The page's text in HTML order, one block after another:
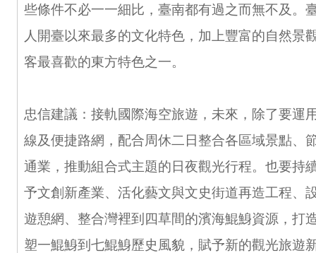
些條件不必一一細比，臺南都有過之而無不及。
人開臺以來最多的文化特色，加上豐富的自然景
客最喜歡的東方特色之一。
忠信建議：接軌國際海空旅遊，未來，除了要運
線及便捷路網，配合周休二日整合各區域景點、
通業，推動組合式主題的日夜觀光行程。也要持
予文創新產業、活化藝文與文史街道再造工程、
遊憩網、整合灣裡到四草間的濱海鯤鯓資源，打
塑一鯤鯓到七鯤鯓歷史風貌，賦予新的觀光旅遊